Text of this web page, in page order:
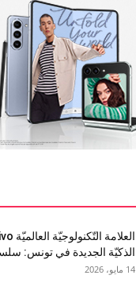
الذكيّة الجديدة في تونس:
14 مايو، 2026